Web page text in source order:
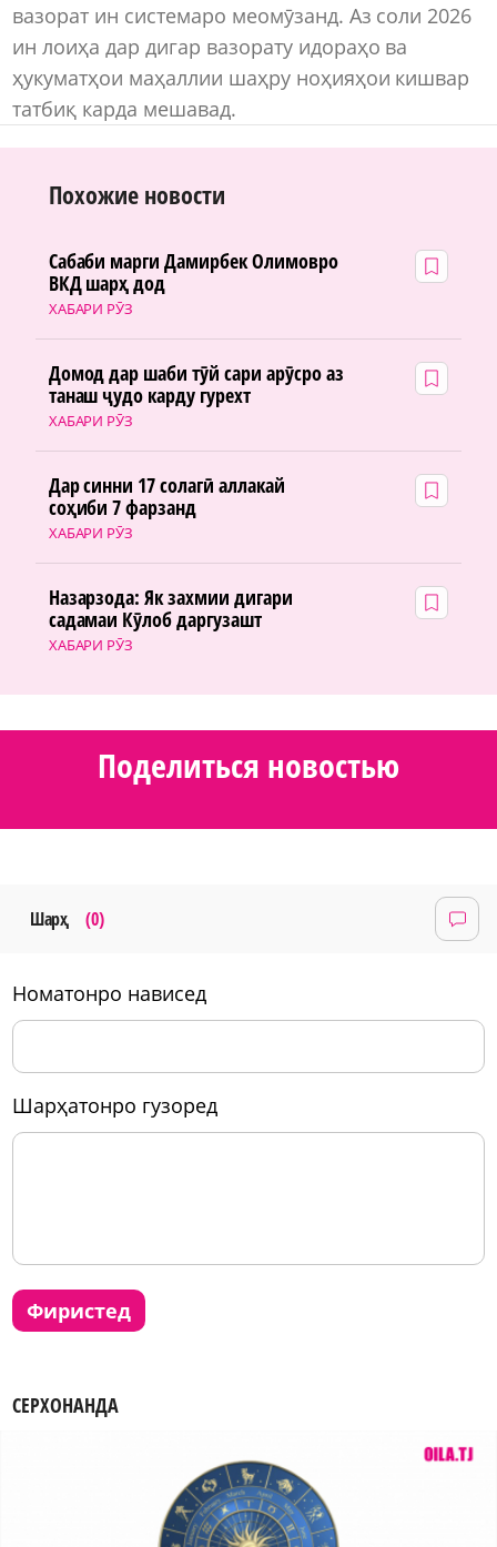
вазорат ин системаро меомӯзанд. Аз соли 2026
ин лоиҳа дар дигар вазорату идораҳо ва
ҳукуматҳои маҳаллии шаҳру ноҳияҳои кишвар
татбиқ карда мешавад.
Похожие новости
ХАБАРИ РӮЗ
Сабаби марги Дамирбек Олимовро
ВКД шарҳ дод
ХАБАРИ РӮЗ
Домод дар шаби тӯй сари арӯсро аз
танаш ҷудо карду гурехт
ХАБАРИ РӮЗ
Дар синни 17 солагӣ аллакай
соҳиби 7 фарзанд
ХАБАРИ РӮЗ
Назарзода: Як захмии дигари
садамаи Кӯлоб даргузашт
Поделиться новостью
Шарҳ (0)
номатонро нависед
шарҳатонро гузоред
фиристед
СЕРХОНАНДА